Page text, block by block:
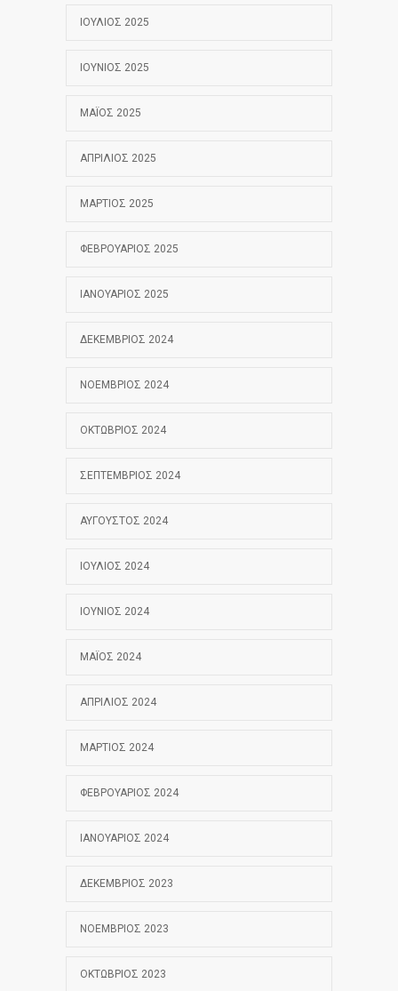
ΙΟΎΛΙΟΣ 2025
ΙΟΎΝΙΟΣ 2025
ΜΆΙΟΣ 2025
ΑΠΡΊΛΙΟΣ 2025
ΜΆΡΤΙΟΣ 2025
ΦΕΒΡΟΥΆΡΙΟΣ 2025
ΙΑΝΟΥΆΡΙΟΣ 2025
ΔΕΚΈΜΒΡΙΟΣ 2024
ΝΟΈΜΒΡΙΟΣ 2024
ΟΚΤΏΒΡΙΟΣ 2024
ΣΕΠΤΈΜΒΡΙΟΣ 2024
ΑΎΓΟΥΣΤΟΣ 2024
ΙΟΎΛΙΟΣ 2024
ΙΟΎΝΙΟΣ 2024
ΜΆΙΟΣ 2024
ΑΠΡΊΛΙΟΣ 2024
ΜΆΡΤΙΟΣ 2024
ΦΕΒΡΟΥΆΡΙΟΣ 2024
ΙΑΝΟΥΆΡΙΟΣ 2024
ΔΕΚΈΜΒΡΙΟΣ 2023
ΝΟΈΜΒΡΙΟΣ 2023
ΟΚΤΏΒΡΙΟΣ 2023